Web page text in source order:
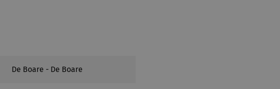
De Boare - De Boare